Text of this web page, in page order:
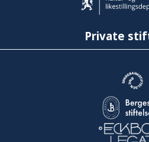
Private